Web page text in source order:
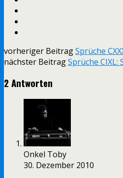
vorheriger BeitragSprüche
nächster BeitragSprüche CIXL:
2 Antworten
Onkel Toby
30. Dezember 2010